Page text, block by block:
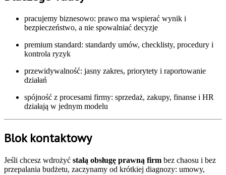
pracujemy biznesowo: prawo ma wspierać wynik i
bezpieczeństwo, a nie spowalniać decyzje
premium standard: standardy umów, checklisty, procedury i
kontrola ryzyk
przewidywalność: jasny zakres, priorytety i raportowanie
działań
spójność z procesami firmy: sprzedaż, zakupy, finanse i HR
działają w jednym modelu
Blok kontaktowy
Jeśli chcesz wdrożyć stałą obsługę prawną firm bez chaosu i bez
przepalania budżetu, zaczynamy od krótkiej diagnozy: umowy,